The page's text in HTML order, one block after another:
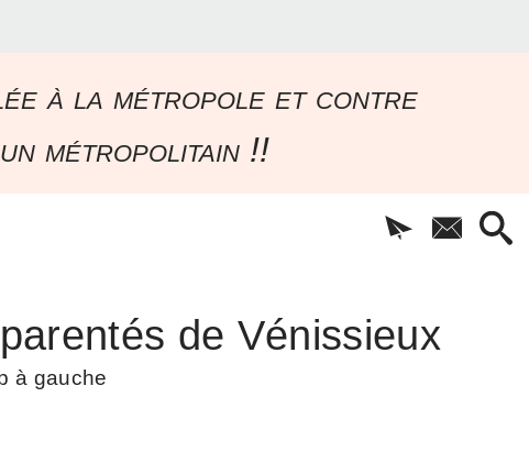
à la métropole et contre
métropolitain !!
de Vénissieux
à gauche